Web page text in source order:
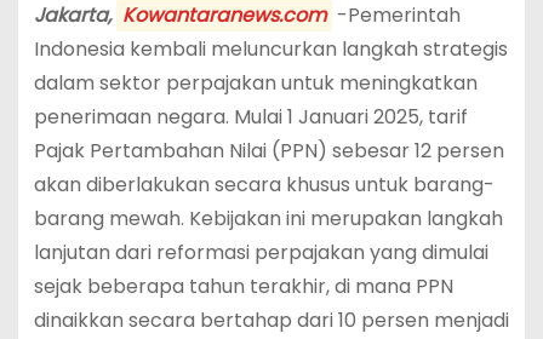
Jakarta, Kowantaranews.com -Pemerintah
Indonesia kembali meluncurkan langkah strategis
dalam sektor perpajakan untuk meningkatkan
penerimaan negara. Mulai 1 Januari 2025, tarif
Pajak Pertambahan Nilai (PPN) sebesar 12 persen
akan diberlakukan secara khusus untuk barang-
barang mewah. Kebijakan ini merupakan langkah
lanjutan dari reformasi perpajakan yang dimulai
sejak beberapa tahun terakhir, di mana PPN
dinaikkan secara bertahap dari 10 persen menjadi